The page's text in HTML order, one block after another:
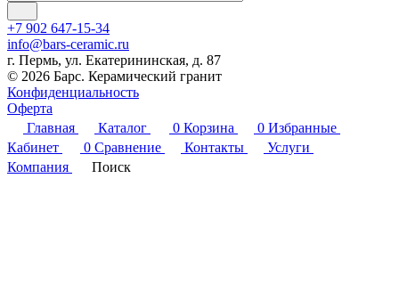
+7 902 647-15-34
info@bars-ceramic.ru
г. Пермь, ул. Екатерининская, д. 87
© 2026 Барс. Керамический гранит
Конфиденциальность
Оферта
Главная
Каталог 0 Корзина 0 Избранные
Кабинет
0 Сравнение Контакты
Услуги
Компания
Поиск